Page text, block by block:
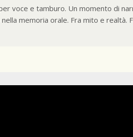
voce e tamburo. Un momento di
memoria orale. Fra mito e realtà.